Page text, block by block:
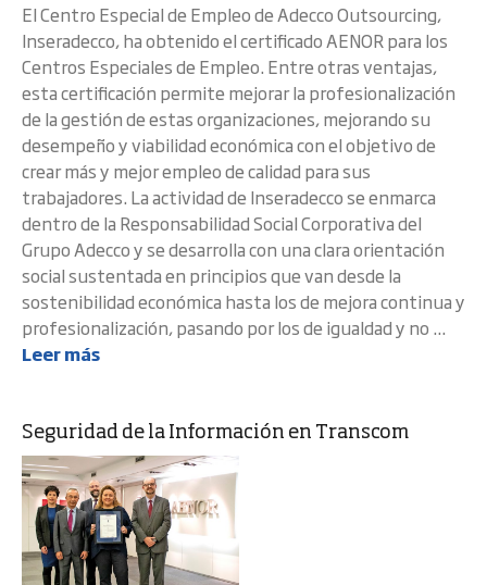
El Centro Especial de Empleo de Adecco Outsourcing,
Inseradecco, ha obtenido el certificado AENOR para los
Centros Especiales de Empleo. Entre otras ventajas,
esta certificación permite mejorar la profesionalización
de la gestión de estas organizaciones, mejorando su
desempeño y viabilidad económica con el objetivo de
crear más y mejor empleo de calidad para sus
trabajadores. La actividad de Inseradecco se enmarca
dentro de la Responsabilidad Social Corporativa del
Grupo Adecco y se desarrolla con una clara orientación
social sustentada en principios que van desde la
sostenibilidad económica hasta los de mejora continua y
profesionalización, pasando por los de igualdad y no ...
Leer más
Seguridad de la Información en Transcom